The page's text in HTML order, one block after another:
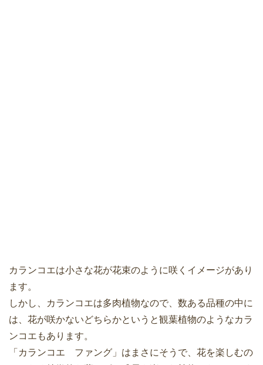
カランコエは小さな花が花束のように咲くイメージがあり
ます。
しかし、カランコエは多肉植物なので、数ある品種の中に
は、花が咲かないどちらかというと観葉植物のようなカラ
ンコエもあります。
「カランコエ ファング」はまさにそうで、花を楽しむの